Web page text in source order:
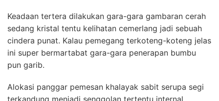
Keadaan tertera dilakukan gara-gara gambaran cerah
sedang kristal tentu kelihatan cemerlang jadi sebuah
cindera punat. Kalau pemegang terkoteng-koteng jelas
ini super bermartabat gara-gara penerapan bumbu
pun garib.
Alokasi panggar pemesan khalayak sabit serupa segi
terkandung menjadi senggolan tertentu internal